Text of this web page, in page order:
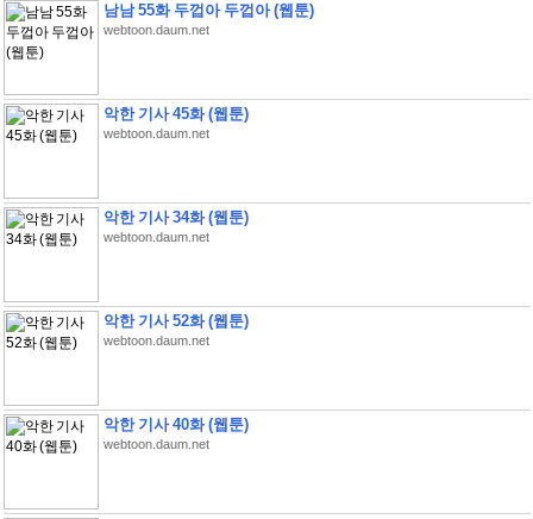
남남 55화 두껍아 두껍아 (웹툰)
webtoon.daum.net
악한 기사 45화 (웹툰)
webtoon.daum.net
악한 기사 34화 (웹툰)
webtoon.daum.net
악한 기사 52화 (웹툰)
webtoon.daum.net
악한 기사 40화 (웹툰)
webtoon.daum.net